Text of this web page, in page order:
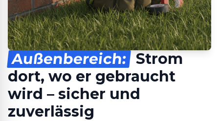
Außenbereich: Strom
dort, wo er gebraucht
wird – sicher und
zuverlässig